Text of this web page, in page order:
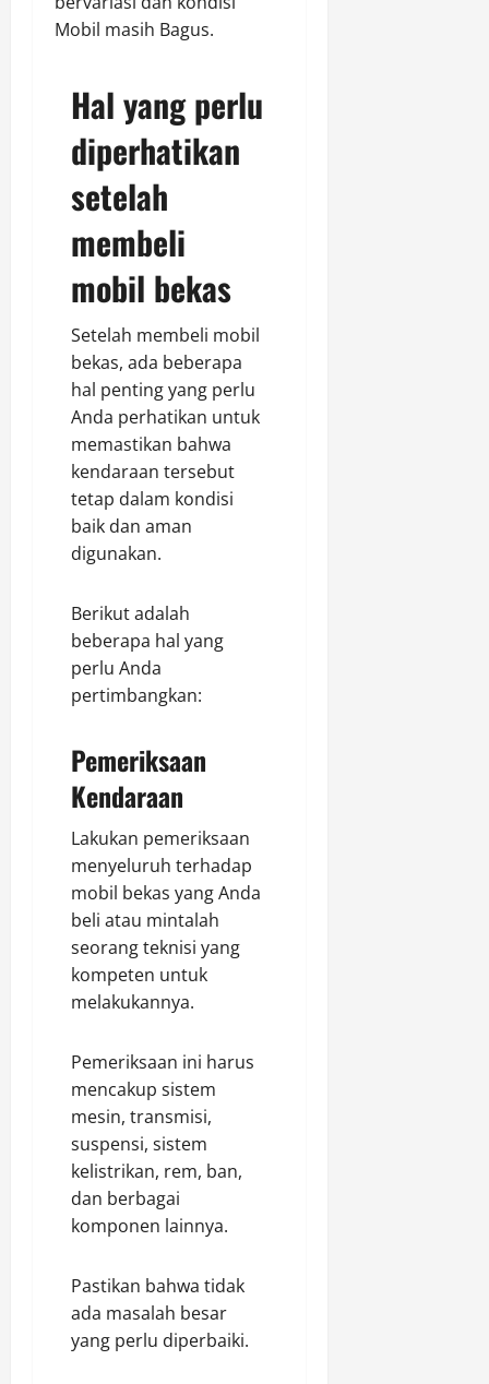
Mobil masih Bagus.
Hal yang perlu
diperhatikan
setelah
membeli
mobil bekas
Setelah membeli mobil
bekas, ada beberapa
hal penting yang perlu
Anda perhatikan untuk
memastikan bahwa
kendaraan tersebut
tetap dalam kondisi
baik dan aman
digunakan.
Berikut adalah
beberapa hal yang
perlu Anda
pertimbangkan:
Pemeriksaan
Kendaraan
Lakukan pemeriksaan
menyeluruh terhadap
mobil bekas yang Anda
beli atau mintalah
seorang teknisi yang
kompeten untuk
melakukannya.
Pemeriksaan ini harus
mencakup sistem
mesin, transmisi,
suspensi, sistem
kelistrikan, rem, ban,
dan berbagai
komponen lainnya.
Pastikan bahwa tidak
ada masalah besar
yang perlu diperbaiki.